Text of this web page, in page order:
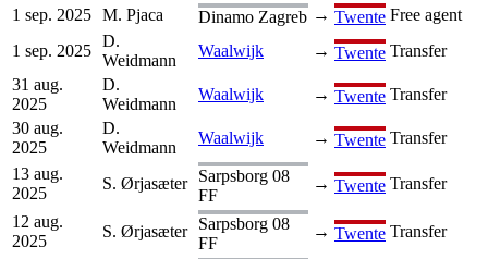
1 sep. 2025 M. Pjaca Dinamo Zagreb → Twente Free agent
1 sep. 2025
D.
Weidmann
Waalwijk → Twente Transfer
31 aug.
2025
D.
Weidmann
Waalwijk → Twente Transfer
30 aug.
2025
D.
Weidmann
Waalwijk → Twente Transfer
13 aug.
2025
S. Ørjasæter
Sarpsborg 08
FF
→ Twente Transfer
12 aug.
2025
S. Ørjasæter
Sarpsborg 08
FF
→ Twente Transfer